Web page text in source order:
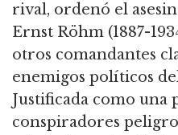
rival, ordenó el
Ernst Röhm (1887-
otros comandantes
enemigos políticos
Justificada como una
conspiradores